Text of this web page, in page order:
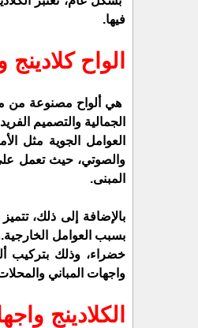
فيها.
الواح
العوامل الجوية مثل
المبنى.
بسبب العوامل الخارجية.
خضراء، وذلك بتركيب
واجهات المباني
الكلادينج